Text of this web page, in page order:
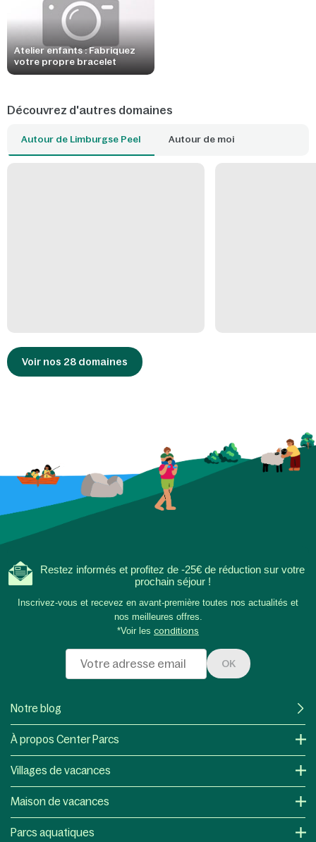
Atelier enfants : Fabriquez
votre propre bracelet
Découvrez d'autres domaines
Autour de Limburgse Peel Autour de moi
Voir nos 28 domaines
Restez informés et profitez de -25€ de réduction sur votre
prochain séjour !
Inscrivez-vous et recevez en avant-première toutes nos actualités et
nos meilleures offres.
*Voir les conditions
OK
Notre blog
À propos Center Parcs
Villages de vacances
Maison de vacances
Parcs aquatiques